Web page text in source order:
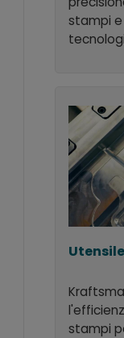
stampi
stampi